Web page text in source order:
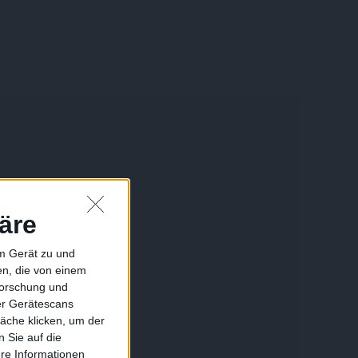
Gerät zu und
die von einem
und
Gerätescans
klicken, um der
Sie auf die
Informationen